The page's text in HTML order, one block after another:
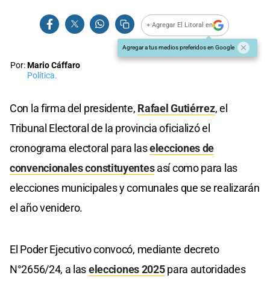
+ Agregar El Litoral en
Agregar a tus medios preferidos en Google
Por:Mario Cáffaro
Política.
Con la firma del presidente, Rafael Gutiérrez, el
Tribunal Electoral de la provincia oficializó el
cronograma electoral para laselecciones de
convencionales constituyentesasí como para las
elecciones municipales y comunales que se realizarán
el año venidero.
El Poder Ejecutivo convocó, mediante decreto
N°2656/24, a laselecciones 2025para autoridades